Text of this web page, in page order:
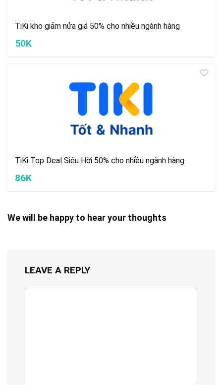
TiKi kho giảm nửa giá 50% cho nhiều ngành hàng
50K
TiKi Top Deal Siêu Hời 50% cho nhiều ngành hàng
86K
We will be happy to hear your thoughts
LEAVE A REPLY